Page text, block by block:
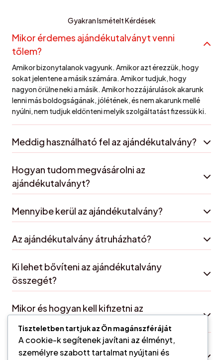
Gyakran Ismételt Kérdések
Mikor érdemes ajándékutalványt venni
tőlem?
Amikor bizonytalanok vagyunk. Amikor azt érezzük, hogy
sokat jelentene a másik számára. Amikor tudjuk, hogy
nagyon örülne neki a másik. Amikor hozzájárulások akarunk
lenni más boldogságának, jólétének, és nem akarunk mellé
nyúlni, nem tudjuk eldönteni melyik szolgáltatást fizessük ki.
Meddig használható fel az ajándékutalvány?
Hogyan tudom megvásárolni az
ajándékutalványt?
Mennyibe kerül az ajándékutalvány?
Az ajándékutalvány átruházható?
Ki lehet bővíteni az ajándékutalvány
összegét?
Mikor és hogyan kell kifizetni az
Milyen formában tudom megrendelni az
Tiszteletben tartjuk az Ön magánszféráját
A cookie-k segítenek javítani az élményt,
személyre szabott tartalmat nyújtani és